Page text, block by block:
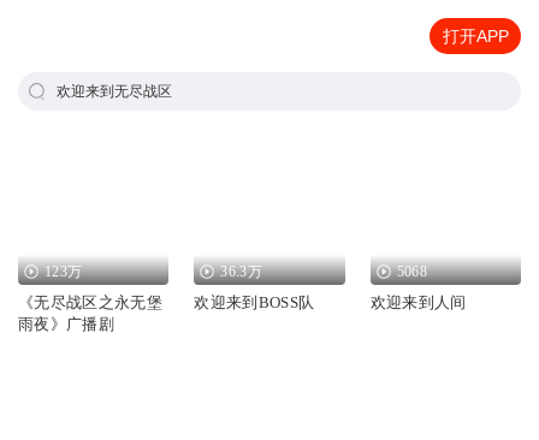
打开APP
欢迎来到无尽战区
123万
《无尽战区之永无堡
雨夜》广播剧
36.3万
欢迎来到BOSS队
5068
欢迎来到人间